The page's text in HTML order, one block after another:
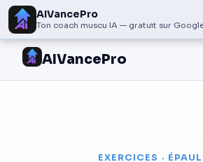
AIVancePro
Ton coach muscu IA — gratuit sur
AIVancePro
EXERCICES ·